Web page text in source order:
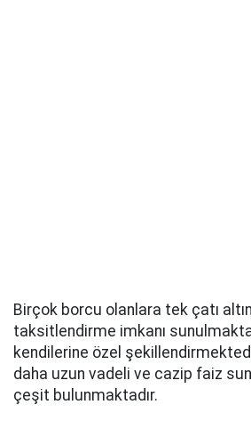
Birçok borcu olanlara tek çatı
taksitlendirme imkanı
kendilerine özel
daha uzun vadeli ve cazip faiz
çeşit bulunmaktadır.